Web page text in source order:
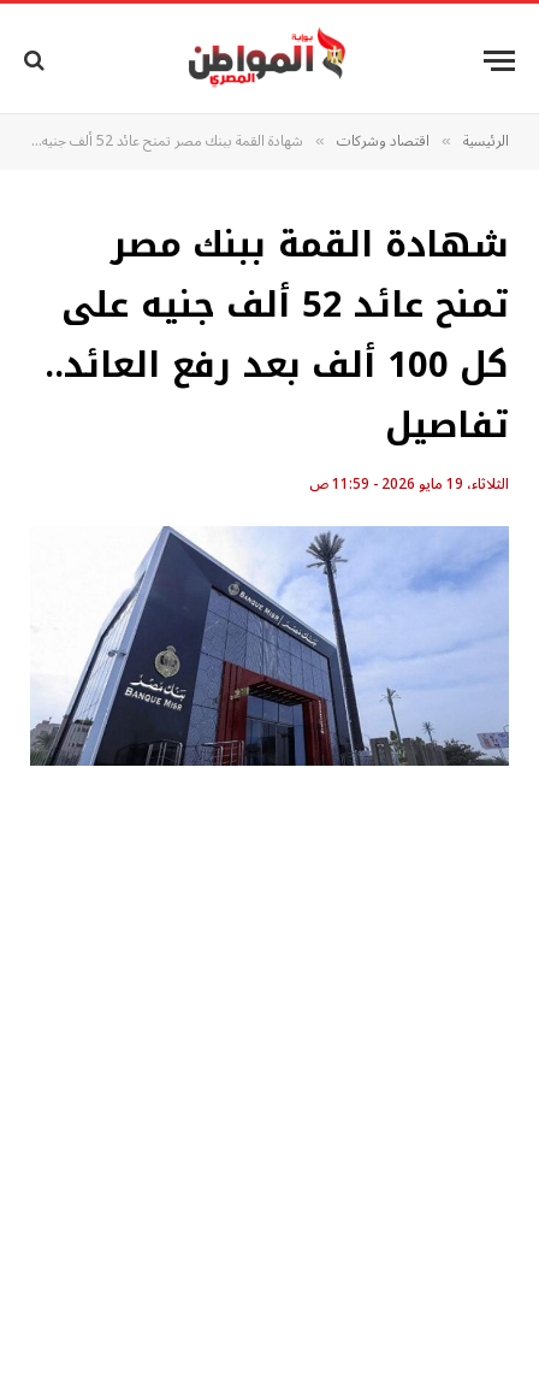
الرئيسية » اقتصاد وشركات » شهادة القمة ببنك مصر تمنح عائد 52 ألف جنيه على كل 100 ألف بعد رفع العائد.. تفاصيل
شهادة القمة ببنك مصر
تمنح عائد 52 ألف جنيه على
كل 100 ألف بعد رفع العائد..
تفاصيل
الثلاثاء، 19 مايو 2026 - 11:59 ص